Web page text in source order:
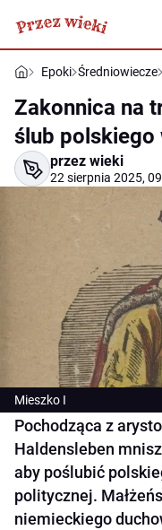
Epoki Średniowiecze
Zakonnica na
ślub polskiego
przez wieki
22 sierpnia 2025,
Mieszko I
Pochodząca z
Haldensleben
aby poślubić
politycznej.
niemieckiego